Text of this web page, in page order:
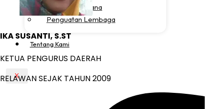
Respon Bencana
Penguatan Lembaga
Tentang Kami
X
IKA SUSANTI, S.ST
KETUA PENGURUS DAERAH
RELAWAN SEJAK TAHUN 2009